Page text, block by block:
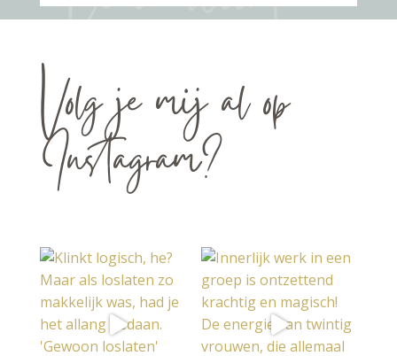
Volg je mij al op
Instagram?